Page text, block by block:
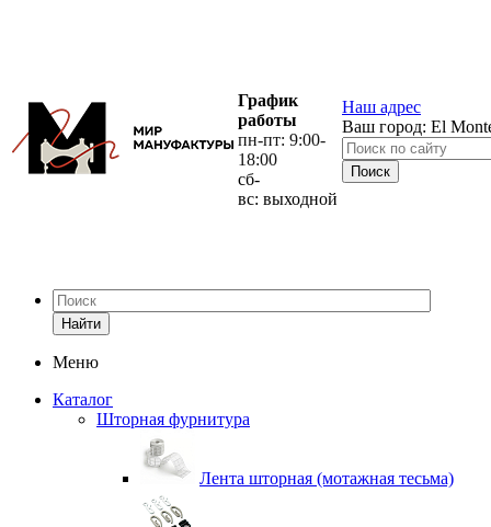
График
работы
пн-пт: 9:00-
18:00
сб-
вс: выходной
Наш адрес
Ваш город: El
Найти
Меню
Каталог
Шторная фурнитура
Лента шторная (мотажная тесьма)